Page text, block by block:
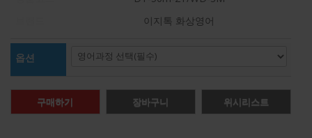
이지톡 화상영어
옵션
구매하기 장바구니 위시리스트